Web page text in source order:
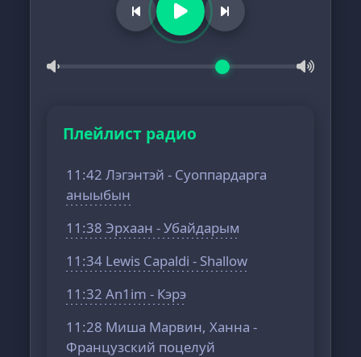
Плейлист радио
11:42 Лэгэнтэй - Суоппардарга
аныыбын
11:38 Эрхаан - Убайдарым
11:34 Lewis Capaldi - Shallow
11:32 An1im - Кэрэ
11:28 Миша Марвин, Ханна -
Французский поцелуй